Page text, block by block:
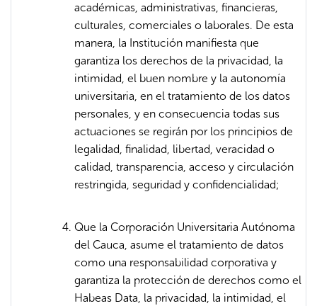
académicas, administrativas, financieras,
culturales, comerciales o laborales. De esta
manera, la Institución manifiesta que
garantiza los derechos de la privacidad, la
intimidad, el buen nombre y la autonomía
universitaria, en el tratamiento de los datos
personales, y en consecuencia todas sus
actuaciones se regirán por los principios de
legalidad, finalidad, libertad, veracidad o
calidad, transparencia, acceso y circulación
restringida, seguridad y confidencialidad;
Que la Corporación Universitaria Autónoma
del Cauca, asume el tratamiento de datos
como una responsabilidad corporativa y
garantiza la protección de derechos como el
Habeas Data, la privacidad, la intimidad, el